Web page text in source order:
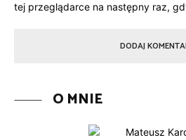
tej przeglądarce na następny raz,
O MNIE